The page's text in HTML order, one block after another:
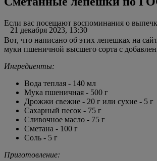
21 декабря 2023, 13:30
Если вас посещают воспоминания о
Вот, что написано об этих лепешках на
муки пшеничной высшего сорта с
Ингредиенты:
Вода теплая - 140 мл
Мука пшеничная - 500 г
Дрожжи свежие - 20 г или сухие - 5 г
Сахарный песок - 75 г
Сливочное масло - 75 г
Сметана - 100 г
Соль - 5 г
Приготовление: